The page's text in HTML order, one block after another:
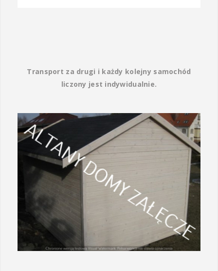
Transport za drugi i każdy kolejny samochód
liczony jest indywidualnie.